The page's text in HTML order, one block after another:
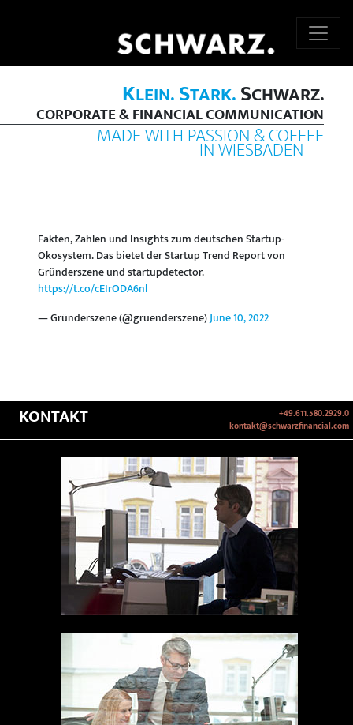
KLEIN.STARK.SCHWARZ.
CORPORATE & FINANCIAL COMMUNICATION
MADE WITH PASSION & COFFEE
IN WIESBADEN
Fakten, Zahlen und Insights zum deutschen Startup-
Ökosystem. Das bietet der Startup Trend Report von
Gründerszene und startupdetector.
https://t.co/cEIrODA6nl
— Gründerszene (@gruenderszene)June 10, 2022
KONTAKT
+49.611.580.2929.0
kontakt@schwarzfinancial.com